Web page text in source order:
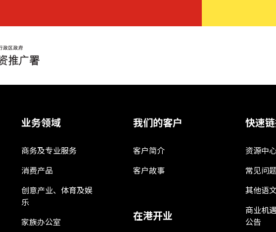
业务领域
商务及专业服务
消费产品
创意产业、体育及娱
乐
家族办公室
我们的客户
客户简介
客户故事
在港开业
快速
资源中
常见问
其他语
商业机
公告